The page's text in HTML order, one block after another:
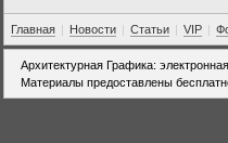
Главная | Новости | Статьи | VIP |
Архитектурная Графика:
Материалы предоставлены